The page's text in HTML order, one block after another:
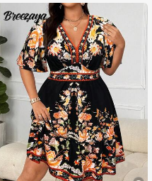
azlık Giyim Kadın S Yazlık Giysiler İ
ş Yazlık Elbiseleri